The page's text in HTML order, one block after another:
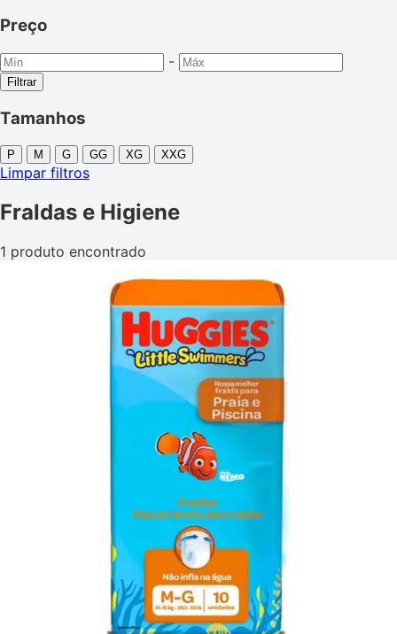
Preço
-
Filtrar
Tamanhos
P M G GG XG XXG
Limpar filtros
Fraldas e Higiene
1 produto encontrado